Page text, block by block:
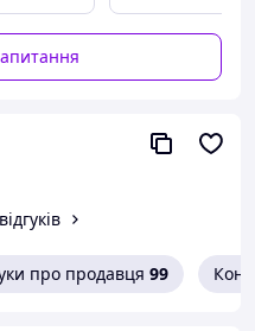
про продавця 99